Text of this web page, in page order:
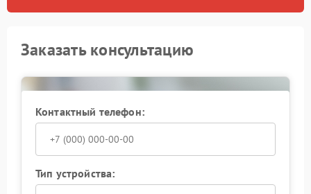
Заказать консультацию
Контактный телефон:
Тип устройства: